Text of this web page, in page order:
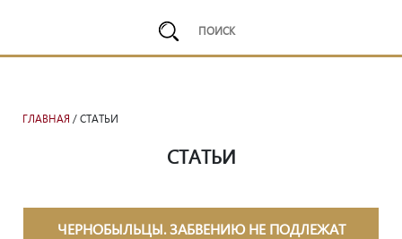
ГЛАВНАЯ / СТАТЬИ
СТАТЬИ
ЧЕРНОБЫЛЬЦЫ. ЗАБВЕНИЮ НЕ ПОДЛЕЖАТ